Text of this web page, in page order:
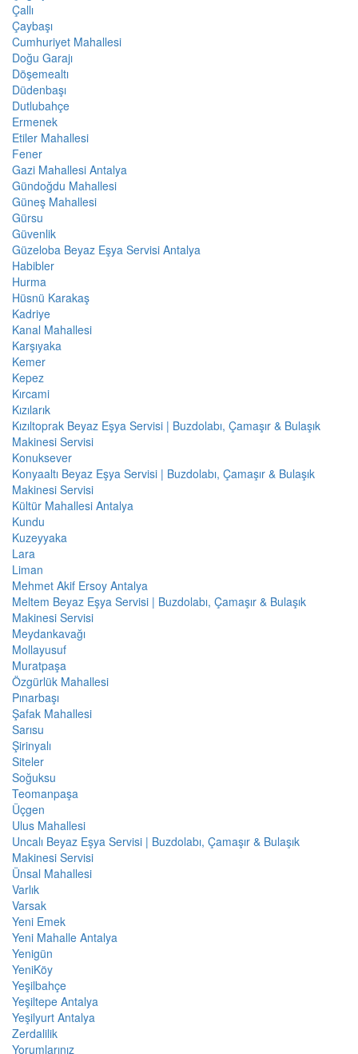
Çallı
Çaybaşı
Cumhuriyet Mahallesi
Doğu Garajı
Döşemealtı
Düdenbaşı
Dutlubahçe
Ermenek
Etiler Mahallesi
Fener
Gazi Mahallesi Antalya
Gündoğdu Mahallesi
Güneş Mahallesi
Gürsu
Güvenlik
Güzeloba Beyaz Eşya Servisi Antalya
Habibler
Hurma
Hüsnü Karakaş
Kadriye
Kanal Mahallesi
Karşıyaka
Kemer
Kepez
Kırcami
Kızılarık
Kızıltoprak Beyaz Eşya Servisi | Buzdolabı, Çamaşır & Bulaşık
Makinesi Servisi
Konuksever
Konyaaltı Beyaz Eşya Servisi | Buzdolabı, Çamaşır & Bulaşık
Makinesi Servisi
Kültür Mahallesi Antalya
Kundu
Kuzeyyaka
Lara
Liman
Mehmet Akif Ersoy Antalya
Meltem Beyaz Eşya Servisi | Buzdolabı, Çamaşır & Bulaşık
Makinesi Servisi
Meydankavağı
Mollayusuf
Muratpaşa
Özgürlük Mahallesi
Pınarbaşı
Şafak Mahallesi
Sarısu
Şirinyalı
Siteler
Soğuksu
Teomanpaşa
Üçgen
Ulus Mahallesi
Uncalı Beyaz Eşya Servisi | Buzdolabı, Çamaşır & Bulaşık
Makinesi Servisi
Ünsal Mahallesi
Varlık
Varsak
Yeni Emek
Yeni Mahalle Antalya
Yenigün
YeniKöy
Yeşilbahçe
Yeşiltepe Antalya
Yeşilyurt Antalya
Zerdalilik
Yorumlarınız